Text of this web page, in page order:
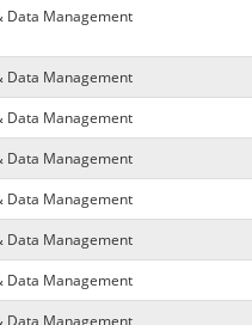
Data Management
Data Management
Data Management
Data Management
Data Management
Data Management
Data Management
Data Management